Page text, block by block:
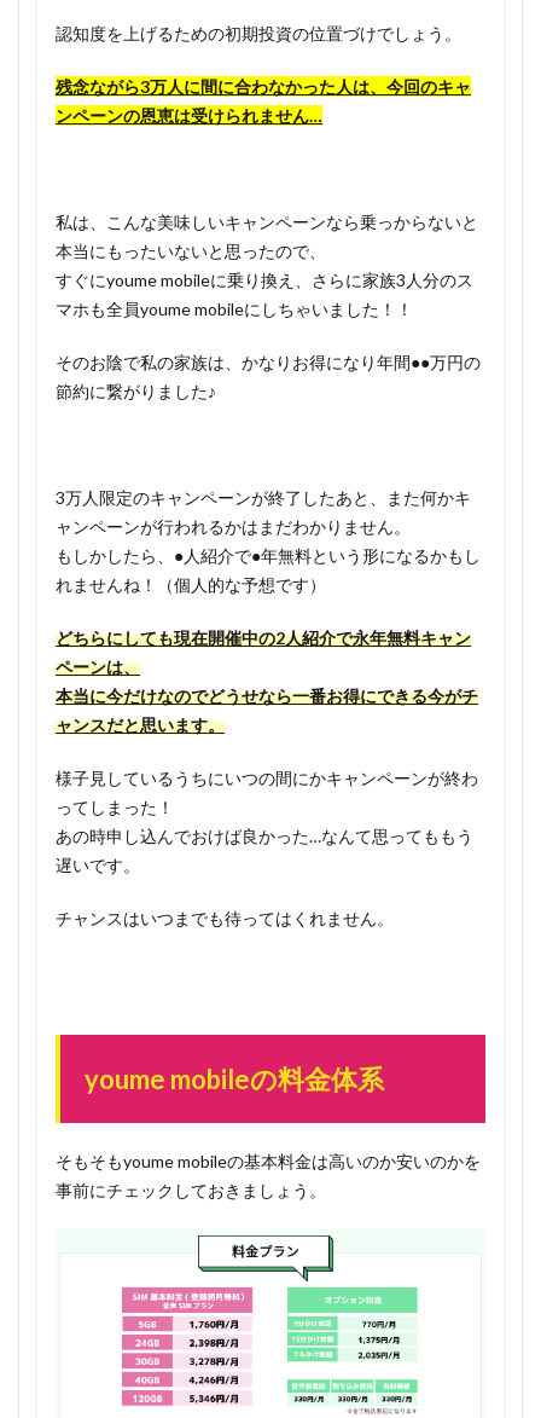
認知度を上げるための初期投資の位置づけでしょう。
残念ながら3万人に間に合わなかった人は、今回のキャ
ンペーンの恩恵は受けられません…
私は、こんな美味しいキャンペーンなら乗っからないと
本当にもったいないと思ったので、
すぐにyoume mobileに乗り換え、さらに家族3人分のス
マホも全員youme mobileにしちゃいました！！
そのお陰で私の家族は、かなりお得になり年間●●万円の
節約に繋がりました♪
3万人限定のキャンペーンが終了したあと、また何かキ
ャンペーンが行われるかはまだわかりません。
もしかしたら、●人紹介で●年無料という形になるかもし
れませんね！（個人的な予想です）
どちらにしても現在開催中の2人紹介で永年無料キャン
ペーンは、
本当に今だけなのでどうせなら一番お得にできる今がチ
ャンスだと思います。
様子見しているうちにいつの間にかキャンペーンが終わ
ってしまった！
あの時申し込んでおけば良かった…なんて思ってももう
遅いです。
チャンスはいつまでも待ってはくれません。
youme mobileの料金体系
そもそもyoume mobileの基本料金は高いのか安いのかを
事前にチェックしておきましょう。